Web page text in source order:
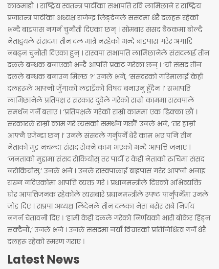
काठमाडौं । राष्ट्रिय स्वतन्त्र पार्टीका सभापति रवि लामिछाने र राष्ट्रिय
प्रजातन्त्र पार्टीका अध्यक्ष राजेन्द्र लिङ्देनले संसदमा धेरै दलहरू रहेको
भन्दै बाइपास नगर्न चुनौती दिएका छन् । सोमबार संसद बैठकमा बोल्दै
नेताद्वयले संसदमा तीन दल मात्रै नरहेको भन्दै बाइपास गरेर अगाडि
नबढ्न चुनौती दिएका हुन् । रास्वपा सभापति लामिछानेले संसदलाई तीन
दलले बन्धक बनाएको भन्दै आपत्ति प्रकट गरेका छन् । ‘यो संसद तीन
दलले बन्धक बनाउन मिल्छ ?’ उनले भने, ‘संसदरको गरिमालाई केही
दलहरूले आफ्नो जुँगाको लडाइँको विषय बनाउनु हुँदैन ।’ सभापति
लामिछानेले प्रतिपक्ष र सरकार दुवैले गरेको राम्रो काममा रास्वपाले
समर्थन गर्ने बताए । ‘प्रतिपक्षले गरेको राम्रो काममा एक ढिक्का छौं ।
सरकारले राम्रो काम गरे त्यसको समर्थन गर्छौं’ उनले भने, ‘तर हाम्रो
आफ्नै एजेन्डा छन् ।’ उनले संसदले गर्नुपर्ने धेरै काम भए पनि तीन
नेताको मुड नचल्दा संसद रोक्ने काम भएको भन्दै आपत्ति जनाए ।
‘जनताको मुद्दामा संसद रोकियोस् तर पार्टी र केही नेताको रुचिमा संसद
नरोकियोस्,’ उनले भने । उनले रास्वपालाई बाइपास गरेर आफ्नो भनाइ
राख्न नदिएकोमा आपत्ति व्यक्त गरे । प्रधानमन्त्रीले दिएको अभिव्यक्ति
घोर आपत्तिजनक रहेकोले त्यसबारे प्रधानमन्त्रीले स्पष्ट पार्नुपर्नेमा उनले
जोड दिए । राप्रपा अध्यक्ष लिंदेनले तीन दलका नेता बसेर सबै निर्णय
नगर्न चेतावनी दिए । ‘हामी केही दलले गरेको निर्णयको भारी बोकेर हिंड्न
सक्दैनौं,’ उनले भने । उनले संसदमा नयाँ विचारको प्रतिनिधित्व गर्ने धेरै
दलहरू रहेको स्मरण गराए ।
Latest News